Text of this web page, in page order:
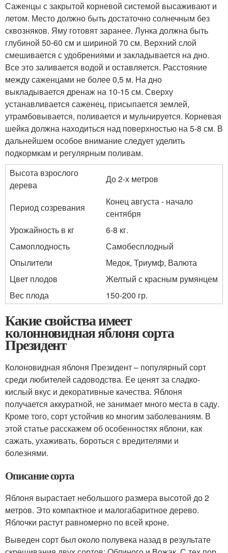
Саженцы с закрытой корневой системой высаживают и
летом. Место должно быть достаточно солнечным без
сквозняков. Яму готовят заранее. Лунка должна быть
глубиной 50-60 см и шириной 70 см. Верхний слой
смешивается с удобрениями и закладывается на дно.
Все это заливается водой и оставляется. Расстояние
между саженцами не более 0,5 м. На дно
выкладывается дренаж на 10-15 см. Сверху
устанавливается саженец, присыпается землей,
утрамбовывается, поливается и мульчируется. Корневая
шейка должна находиться над поверхностью на 5-8 см. В
дальнейшем особое внимание следует уделить
подкормкам и регулярным поливам.
Высота взрослого
дерева
До 2-х метров
Период созревания
Конец августа - начало
сентября
Урожайность в кг
6-8 кг.
Самоплодность
Самобесплодный
Опылители
Медок, Триумф, Валюта
Цвет плодов
Желтый с красным румянцем
Вес плода
150-200 гр.
Какие свойства имеет
колонновидная яблоня сорта
Президент
Колоновидная яблоня Президент – популярный сорт
среди любителей садоводства. Ее ценят за сладко-
кислый вкус и декоративные качества. Яблоня
получается аккуратной, не занимает много места в саду.
Кроме того, сорт устойчив ко многим заболеваниям. В
этой статье расскажем об особенностях яблони, как
сажать, ухаживать, бороться с вредителями и
болезнями.
Описание сорта
Яблоня вырастает небольшого размера высотой до 2
метров. Это компактное и малогабаритное дерево.
Яблочки растут равномерно по всей кроне.
Выведен сорт был около полувека назад в результате